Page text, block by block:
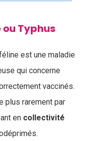
Typhus
est une maladie
qui concerne
vaccinés.
plus rarement par
en collectivité